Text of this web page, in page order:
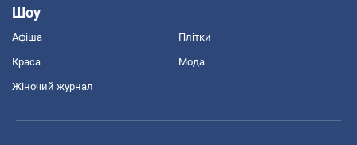
Шоу
Афіша Плітки
Краса Мода
Жіночий журнал